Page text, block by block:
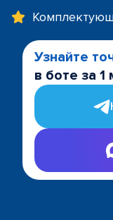
Узнайте
в боте за 1